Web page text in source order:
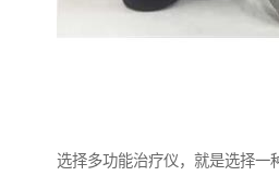
选择多功能治疗仪，就是选择一